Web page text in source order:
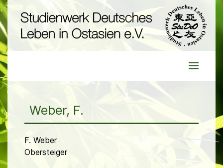
Weber, F.
F. Weber
Obersteiger